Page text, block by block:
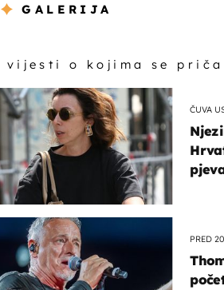
GALERIJA
vijesti o kojima se priča
ČUVA
PRED